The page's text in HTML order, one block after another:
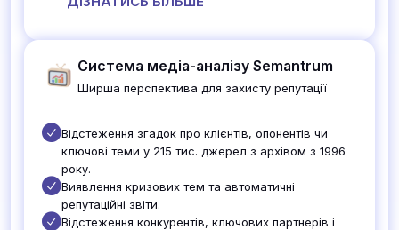
Система медіа-аналізу Semantrum
Ширша перспектива для захисту репутації
Відстеження згадок про клієнтів, опонентів чи
ключові теми у 215 тис. джерел з архівом з 1996
року.
Виявлення кризових тем та автоматичні
репутаційні звіти.
Відстеження конкурентів, ключових партнерів і